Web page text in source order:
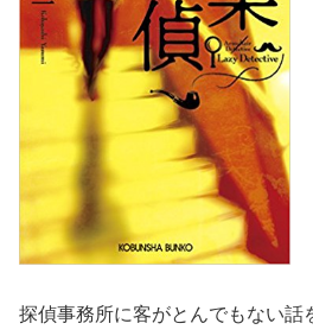
探偵事務所に客がとんでもない話